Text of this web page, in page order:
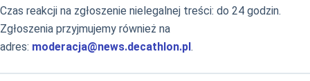
Czas reakcji na zgłoszenie nielegalnej treści: do 24 godzin.
Zgłoszenia przyjmujemy również na
adres: moderacja@news.decathlon.pl .